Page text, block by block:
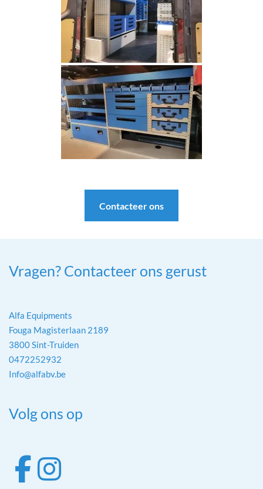
Contacteer ons
Vragen? Contacteer ons gerust
Alfa Equipments
Fouga Magisterlaan 2189
3800 Sint-Truiden
0472252932
Info@alfabv.be
Volg ons op